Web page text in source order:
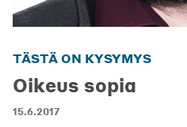
TÄSTÄ ON KYSYMYS
Oikeus sopia
15.6.2017